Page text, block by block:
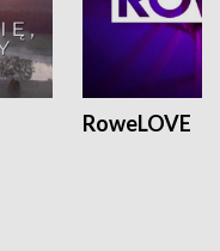
RoweLOVE